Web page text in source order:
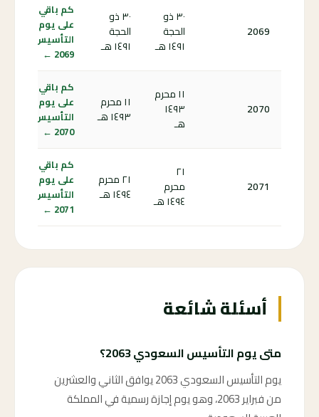
2069
٣٠ ذو
الحجة
١٤٩١ هـ
٣٠ ذو
الحجة
١٤٩١ هـ
كم باقي
على يوم
التأسيس
2069 ←
2070
١١ محرم
١٤٩٣
هـ
١١ محرم
١٤٩٣ هـ
كم باقي
على يوم
التأسيس
2070 ←
2071
٢١
محرم
١٤٩٤ هـ
٢١ محرم
١٤٩٤ هـ
كم باقي
على يوم
التأسيس
2071 ←
أسئلة شائعة
متى يوم التأسيس السعودي 2063؟
يوم التأسيس السعودي 2063 يوافق الثاني والعشرين
من فبراير 2063، وهو يوم إجازة رسمية في المملكة